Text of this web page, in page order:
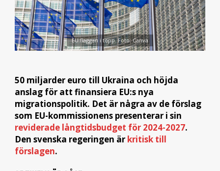
EU:flaggan i topp. Foto: Canva
50 miljarder euro till Ukraina och höjda
anslag för att finansiera EU:s nya
migrationspolitik. Det är några av de förslag
som EU-kommissionens presenterar i sin
reviderade långtidsbudget för 2024-2027.
Den svenska regeringen är kritisk till
förslagen.